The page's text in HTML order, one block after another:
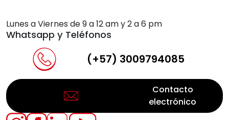
Lunes a Viernes de 9 a 12 am y 2 a 6 pm
Whatsapp y Teléfonos
(+57) 3009794085
Contacto
electrónico